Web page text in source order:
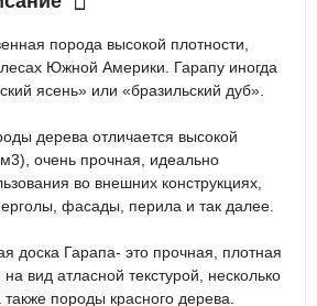
порода высокой плотности,
Южной Америки. Гарапу иногда
ясень» или «бразильский дуб».
дерева отличается высокой
очень прочная, идеально
во внешних конструкциях,
фасады, перила и так далее.
доска Гарапа- это прочная, плотная
вид атласной текстурой, несколько
породы красного дерева.